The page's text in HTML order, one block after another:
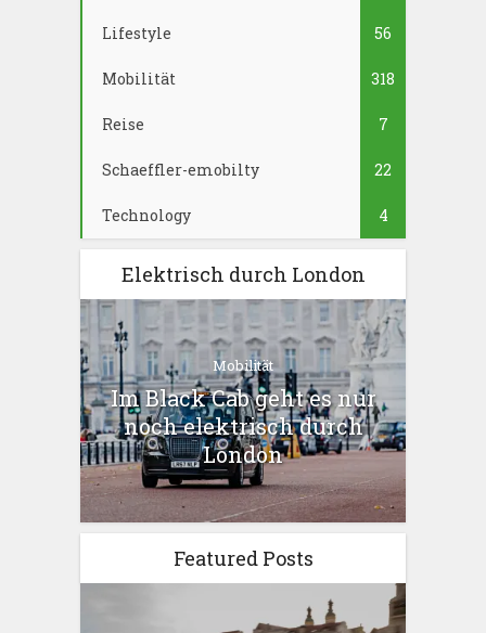
Lifestyle 56
Mobilität 318
Reise 7
Schaeffler-emobilty 22
Technology 4
Elektrisch durch London
Mobilität
Im Black Cab geht es nur
noch elektrisch durch
London
Featured Posts